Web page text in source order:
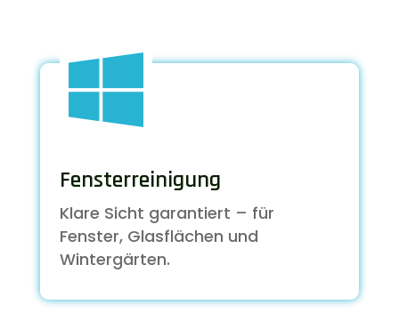

Fensterreinigung
Klare Sicht garantiert – für
Fenster, Glasflächen und
Wintergärten.